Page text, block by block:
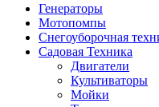
Генераторы
Мотопомпы
Снегоуборочная
Садовая Техника
Двигатели
Культиваторы
Мойки